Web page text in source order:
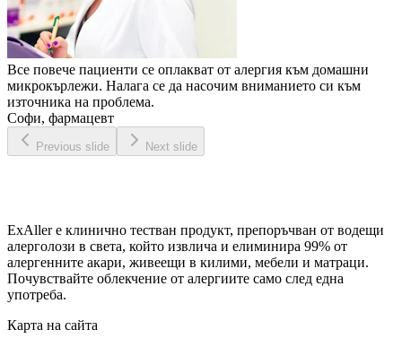
Все повече пациенти се оплакват от алергия към домашни
микрокърлежи. Налага се да насочим вниманието си към
източника на проблема.
Софи, фармацевт
Previous slide Next slide
ExAller е клинично тестван продукт, препоръчван от водещи
алерголози в света, който извлича и елиминира 99% от
алергенните акари, живеещи в килими, мебели и матраци.
Почувствайте облекчение от алергиите само след една
употреба.
Карта на сайта